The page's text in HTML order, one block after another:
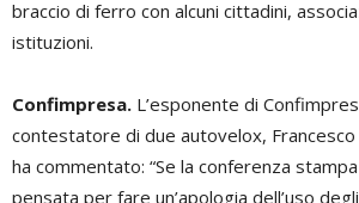
braccio di ferro con alcuni cittadini,
istituzioni.
Confimpresa. L’esponente di
contestatore di due autovelox, Francesco
ha commentato: “Se la conferenza
pensata per fare un’apologia dell’uso